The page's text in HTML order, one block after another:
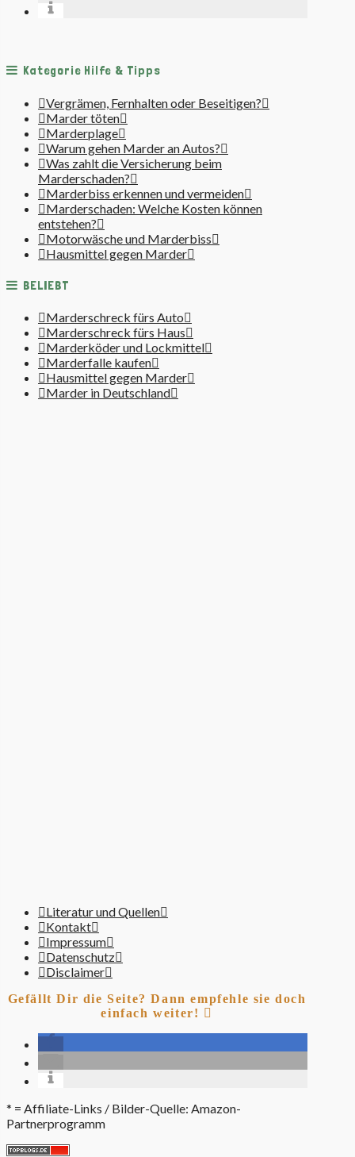
Kategorie Hilfe & Tipps
Vergrämen, Fernhalten oder Beseitigen?
Marder töten
Marderplage
Warum gehen Marder an Autos?
Was zahlt die Versicherung beim
Marderschaden?
Marderbiss erkennen und vermeiden
Marderschaden: Welche Kosten können
entstehen?
Motorwäsche und Marderbiss
Hausmittel gegen Marder
BELIEBT
Marderschreck fürs Auto
Marderschreck fürs Haus
Marderköder und Lockmittel
Marderfalle kaufen
Hausmittel gegen Marder
Marder in Deutschland
Literatur und Quellen
Kontakt
Impressum
Datenschutz
Disclaimer
Gefällt Dir die Seite? Dann empfehle sie doch
einfach weiter!
* = Affiliate-Links / Bilder-Quelle: Amazon-
Partnerprogramm